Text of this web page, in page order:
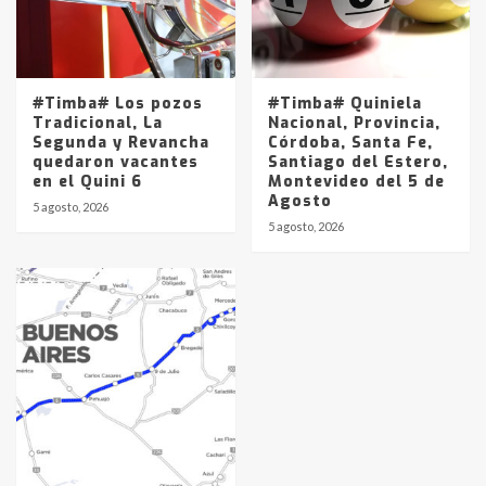
#Timba# Los pozos
Tradicional, La
Segunda y Revancha
quedaron vacantes
en el Quini 6
5 agosto, 2026
#Timba# Quiniela
Nacional, Provincia,
Córdoba, Santa Fe,
Santiago del Estero,
Montevideo del 5 de
Agosto
5 agosto, 2026